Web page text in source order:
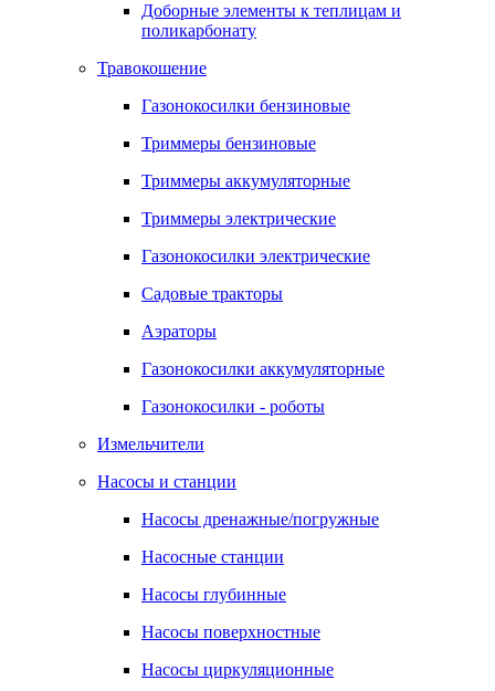
Доборные элементы к теплицам и
поликарбонату
Травокошение
Газонокосилки бензиновые
Триммеры бензиновые
Триммеры аккумуляторные
Триммеры электрические
Газонокосилки электрические
Садовые тракторы
Аэраторы
Газонокосилки аккумуляторные
Газонокосилки - роботы
Измельчители
Насосы и станции
Насосы дренажные/погружные
Насосные станции
Насосы глубинные
Насосы поверхностные
Насосы циркуляционные